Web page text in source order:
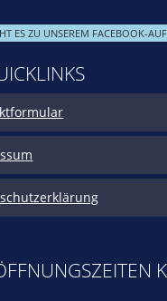
ES ZU UNSEREM FACEBOOK-